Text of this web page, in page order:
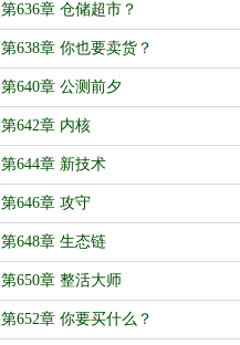
第636章 仓储超市？
第638章 你也要卖货？
第640章 公测前夕
第642章 内核
第644章 新技术
第646章 攻守
第648章 生态链
第650章 整活大师
第652章 你要买什么？